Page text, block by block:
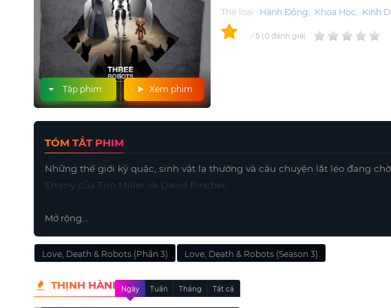
Xem phim
Tập phim
Thể loại: Hành Động, Khoa Học, Kinh Dị
/ 5 0 đánh giá
TÓM TẮT PHIM
Những thế giới kỳ quặc, sinh vật lạ thường và câu chuyện lắt léo đang
Emmy của Tim Miller và David Fincher.
Mở rộng...
Love, Death & Robots (Phần 3) Love, Death & Robots (Season 3)
THỊNH HÀNH Ngày Tuần Tháng Tất cả